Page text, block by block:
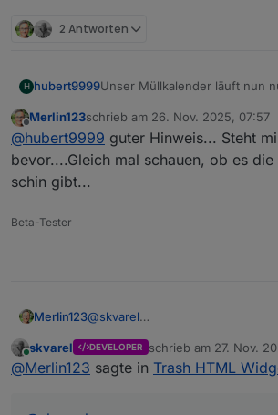
2 Antworten
H hubert9999Unser Müllkalender läuft nun
Nun steigt das Script wieder
Mülltyp immer ein datum
Kann man diesen Fehler
Offline
Merlin123schrieb am 26. Nov. 2025, 07:57
zuletzt editiert von
@hubert9999 guter Hinweis... Steht
bevor....Gleich mal schauen, ob es die
schin gibt...
Beta-Tester
Merlin123@skvarel
Hintergrundfarbe ändern? Im
Änderung nichts.
Online
skvarel DEVELOPER schrieb am 27. Nov.
zuletzt editiert von
@Merlin123 sagte in Trash HTML